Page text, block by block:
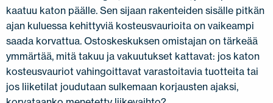
kaatuu katon päälle. Sen sijaan rakenteiden sisälle pitkän
ajan kuluessa kehittyviä kosteusvaurioita on vaikeampi
saada korvattua. Ostoskeskuksen omistajan on tärkeää
ymmärtää, mitä takuu ja vakuutukset kattavat: jos katon
kosteusvauriot vahingoittavat varastoitavia tuotteita tai
jos liiketilat joudutaan sulkemaan korjausten ajaksi,